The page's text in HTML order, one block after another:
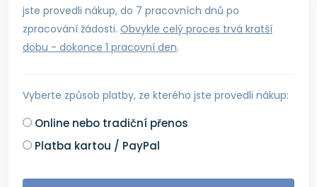
jste provedli nákup, do 7 pracovních dnů po
zpracování žádosti. Obvykle celý proces trvá kratší
dobu - dokonce 1 pracovní den.
Vyberte způsob platby, ze kterého jste provedli nákup:
Online nebo tradiční přenos
Platba kartou / PayPal